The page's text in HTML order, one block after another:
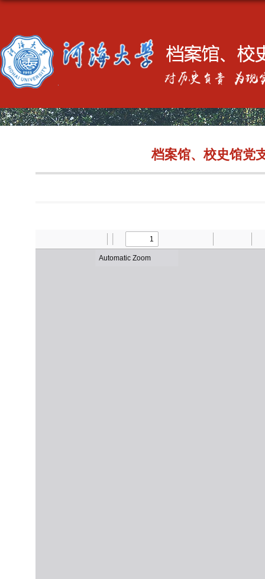
档案馆、校史馆党